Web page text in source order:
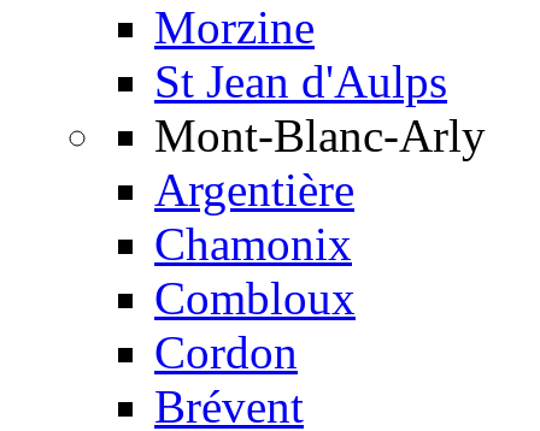
Morzine
St Jean d'Aulps
Mont-Blanc-Arly
Argentière
Chamonix
Combloux
Cordon
Brévent